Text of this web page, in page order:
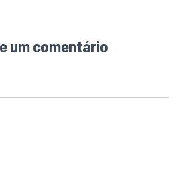
um comentário